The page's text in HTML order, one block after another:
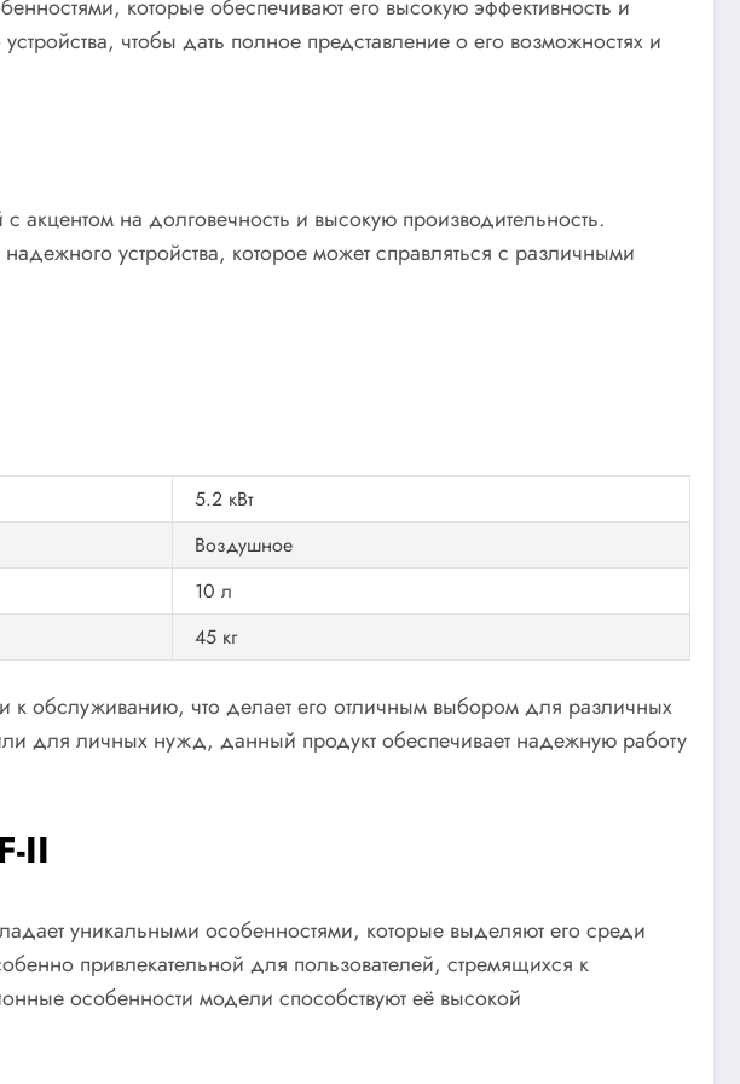
которые обеспечивают его высокую эффективность и
чтобы дать полное представление о его возможностях и
акцентом на долговечность и высокую производительность.
устройства, которое может справляться с различными
5.2 кВт
Воздушное
10 л
45 кг
к обслуживанию, что делает его отличным выбором для различных
для личных нужд, данный продукт обеспечивает надежную работу
II
уникальными особенностями, которые выделяют его среди
привлекательной для пользователей, стремящихся к
особенности модели способствуют её высокой